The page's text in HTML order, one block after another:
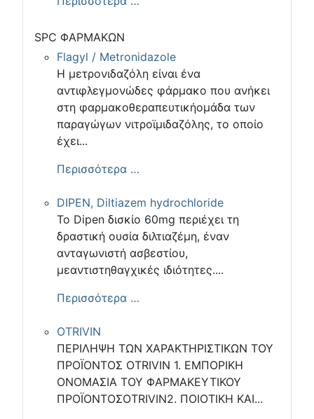
SPC ΦΑΡΜΑΚΩΝ
Flagyl / Metronidazole
Η μετρονιδαζόλη είναι ένα
αντιφλεγμονώδες φάρμακο που ανήκει
στη φαρμακοθεραπευτικήομάδα των
παραγώγων νιτροϊμιδαζόλης, το οποίο
έχει...
Περισσότερα …
DIPEN, Diltiazem hydrochloride
Το Dipen δισκίο 60mg περιέχει τη
δραστική ουσία διλτιαζέμη, έναν
ανταγωνιστή ασβεστίου,
μεαντιστηθαγχικές ιδιότητες....
Περισσότερα …
OTRIVIN
ΠΕΡΙΛΗΨΗ ΤΩΝ ΧΑΡΑΚΤΗΡΙΣΤΙΚΩΝ ΤΟΥ
ΠΡΟΪΟΝΤΟΣ OTRIVIN 1. ΕΜΠΟΡΙΚΗ
ΟΝΟΜΑΣΙΑ ΤΟΥ ΦΑΡΜΑΚΕΥΤΙΚΟΥ
ΠΡΟΪΟΝΤΟΣOTRIVIN2. ΠΟΙΟΤΙΚΗ ΚΑΙ...